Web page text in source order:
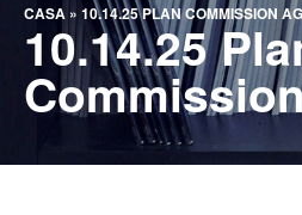
CASA » 10.14.25 PLAN COMMISSION
10.14.25